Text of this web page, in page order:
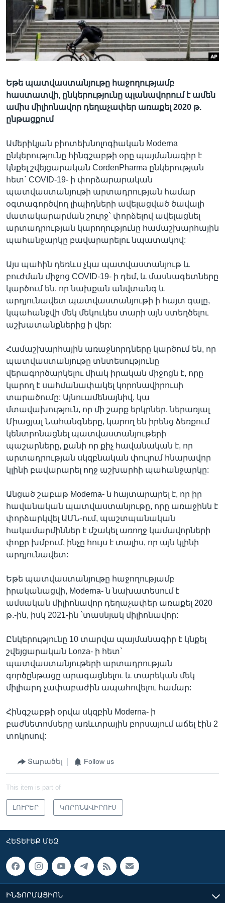
Լեզուներ
Եթե պատվաստանյութը հաջողությամբ
հաստատվի, ընկերությունը պլանավորում է ամեն
ամիս միլիոնավոր դեղաչափեր առաքել 2020 թ.
ընթացքում
Ամերիկյան բիոտեխնոլոգիական Moderna
ընկերությունը հինգշաբթի օրը պայմանագիր է
կնքել շվեյցարական CordenPharma ընկերության
հետ` COVID-19- ի փորձարարական
պատվաստանյութի արտադրության համար
օգտագործվող լիպիդների ավելացված ծավալի
մատակարարման շուրջ` փորձելով ավելացնել
արտադրության կարողությունը համաշխարհային
պահանջարկը բավարարելու նպատակով:
Այս պահին դեռևս չկա պատվաստանյութ և
բուժման միջոց COVID-19- ի դեմ, և մասնագետները
կարծում են, որ նախքան անվտանգ և
արդյունավետ պատվաստանյութի ի հայտ գալը,
կպահանջվի մեկ մեկուկես տարի այն ստեղծելու
աշխատանքներից ի վեր:
Համաշխարհային առաջնորդները կարծում են, որ
պատվաստանյութը տնտեսությունը
վերագործարկելու միակ իրական միջոցն է, որը
կարող է սահմանափակել կորոնավիրուսի
տարածումը: Այնուամենայնիվ, կա
մտավախություն, որ մի շարք երկրներ, ներառյալ
Միացյալ Նահանգները, կարող են իրենց ձեռքում
կենտրոնացնել պատվաստանյութերի
պաշարները, քանի որ քիչ հավանական է, որ
արտադրության սկզբնական փուլում հնարավոր
կլինի բավարարել ողջ աշխարհի պահանջարկը:
Անցած շաբաթ Moderna- ն հայտարարել է, որ իր
հավանական պատվաստանյութը, որը առաջինն է
փորձարկվել ԱՄՆ-ում, պաշտպանական
հակամարմիններ է մշակել առողջ կամավորների
փոքր խմբում, ինչը հույս է տալիս, որ այն կլինի
արդյունավետ:
Եթե պատվաստանյութը հաջողությամբ
իրականացվի, Moderna- ն նախատեսում է
ամսական միլիոնավոր դեղաչափեր առաքել 2020
թ.-ին, իսկ 2021-ին `տասնյակ միլիոնավոր:
Ընկերությունը 10 տարվա պայմանագիր է կնքել
շվեյցարական Lonza- ի հետ`
պատվաստանյութերի արտադրության
գործընթացը արագացնելու և տարեկան մեկ
միլիարդ չափաբաժին ապահովելու համար:
Հինգշաբթի օրվա սկզբին Moderna- ի
բաժնետոմսերը առևտրային բորսայում աճել էին 2
տոկոսով:
Տարածել Follow us
This item is part of
ԼՈՒՐԵՐ ԿՈՐՈՆԱՎԻՐՈՒՍ
ՀԵՏԵՒԵՔ ՄԵԶ
ԻՆՖՈՐՄԱՑԻՈՆ